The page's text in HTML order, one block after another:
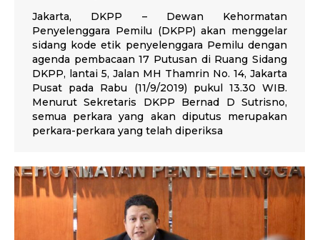
Jakarta, DKPP – Dewan Kehormatan
Penyelenggara Pemilu (DKPP) akan menggelar
sidang kode etik penyelenggara Pemilu dengan
agenda pembacaan 17 Putusan di Ruang Sidang
DKPP, lantai 5, Jalan MH Thamrin No. 14, Jakarta
Pusat pada Rabu (11/9/2019) pukul 13.30 WIB.
Menurut Sekretaris DKPP Bernad D Sutrisno,
semua perkara yang akan diputus merupakan
perkara-perkara yang telah diperiksa